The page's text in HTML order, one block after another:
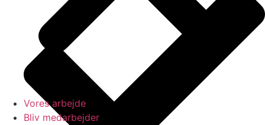
Vores arbejde
Bliv medarbejder